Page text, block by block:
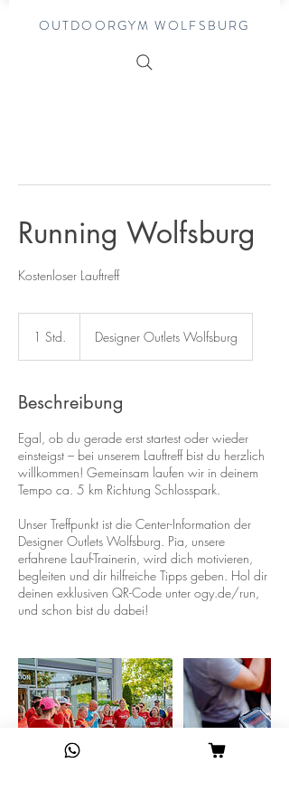
OUTDOORGYM WOLFSBURG
Running Wolfsburg
Kostenloser Lauftreff
1 Std. Designer Outlets Wolfsburg
Beschreibung
Egal, ob du gerade erst startest oder wieder
einsteigst – bei unserem Lauftreff bist du herzlich
willkommen! Gemeinsam laufen wir in deinem
Tempo ca. 5 km Richtung Schlosspark.
Unser Treffpunkt ist die Center-Information der
Designer Outlets Wolfsburg. Pia, unsere
erfahrene Lauf-Trainerin, wird dich motivieren,
begleiten und dir hilfreiche Tipps geben. Hol dir
deinen exklusiven QR-Code unter ogy.de/run,
und schon bist du dabei!